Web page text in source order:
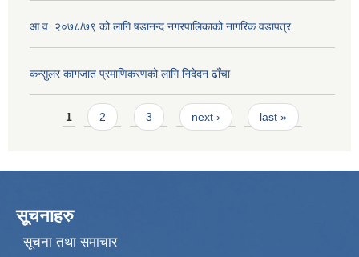
आ.व. २०७८/७९ को लागि षडानन्द नगरपालिकाको नागरिक वडापत्र
कन्सुलर कागजात प्रमाणिकरणको लागि निदेदन ढाँचा
Pages
1 2 3 next › last »
सूचनाहरु
सूचना तथा समाचार